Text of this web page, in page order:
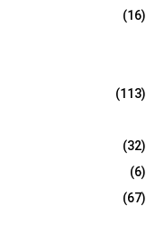
(16)
(113)
(32)
(6)
(67)